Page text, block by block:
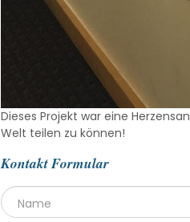
Dieses Projekt war eine
Welt teilen zu können!
Kontakt Formular
NAME *